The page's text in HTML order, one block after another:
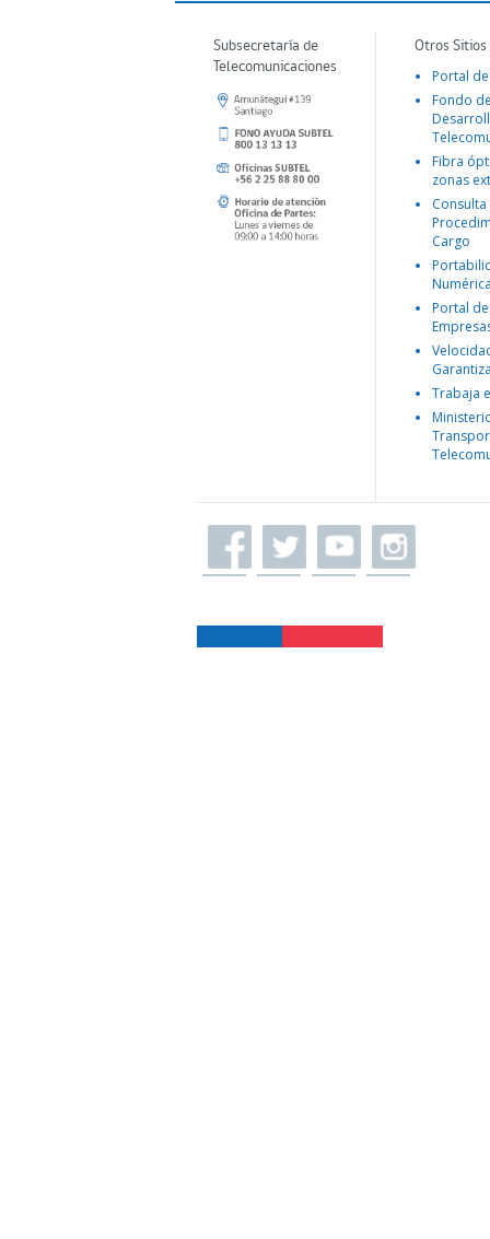
Subsecretaría de
Telecomunicaciones
Otros
Portal
Fondo
Fibra
zonas
Consulta
Cargo
Portal
Trabaja